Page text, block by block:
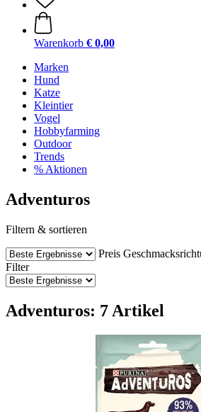
Warenkorb € 0,00
Marken
Hund
Katze
Kleintier
Vogel
Hobbyfarming
Outdoor
Trends
% Aktionen
Adventuros
Filtern & sortieren
Preis
Filter
Adventuros: 7 Artikel